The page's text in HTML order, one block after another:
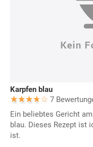
Karpfen blau
7
Ein beliebtes Gericht
blau. Dieses Rezept ist
ist.